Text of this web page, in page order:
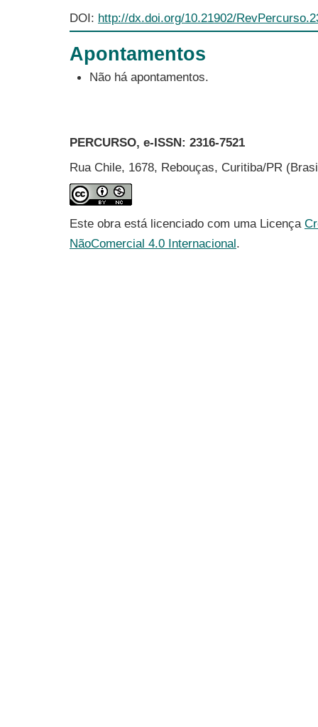
DOI: http://dx.doi.org/10.21902/
Apontamentos
Não há apontamentos.
PERCURSO, e-ISSN: 2316-7521
Rua Chile, 1678, Rebouças, Curitiba/PR
Este obra está licenciado com uma Licença
NãoComercial 4.0 Internacional.